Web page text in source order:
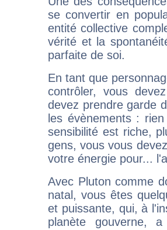
se convertir en
entité collective
vérité et la
parfaite de soi.
En tant que
contrôler, vous
devez prendre garde
les évènements :
sensibilité est riche,
gens, vous vous
votre énergie pour...
Avec Pluton comme
natal, vous êtes
et puissante, qui, à
planète gouverne,